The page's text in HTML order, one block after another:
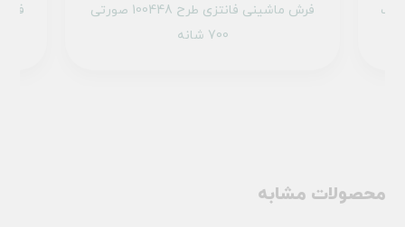
فرش ماشینی فانتزی طرح 100448 صورتی
700 شانه
تمام رنگ
محصولات مشابه